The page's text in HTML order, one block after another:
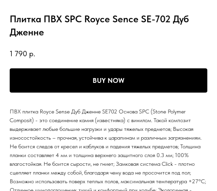
Плитка ПВХ SPC Royce Sence SE-702 Дуб
Дженне
1 790 р.
BUY NOW
ПВХ плитка Royce Sense Дуб Дженне SE702 Основа SPC (Stone Polymer
Composit) - это соединение камня (известняка) с винилом. Такой композит
выдерживает любые большие нагрузки и удары тяжелых предметов; Высокая
износостойкость – прочная, устойчива к царапинам и различным загрязнениям.
Не боится следов от кресел и каблуков и падения тяжелых предметов; Толщина
планки составляет 4 мм и толщина верхнего защитного слоя 0.3 мм; 100%
влагостойкая. Не боится сырости, не гниет; Замковая система Click - плотно
сцепляет планки между собой, благодаря чему вода не просочится под пол;
Возможно использовать поверх теплых полов, максимальная температура +27°С;